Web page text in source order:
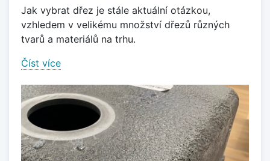
Jak vybrat dřez je stále aktuální otázkou,
vzhledem v velikému množství dřezů různých
tvarů a materiálů na trhu.
Číst více